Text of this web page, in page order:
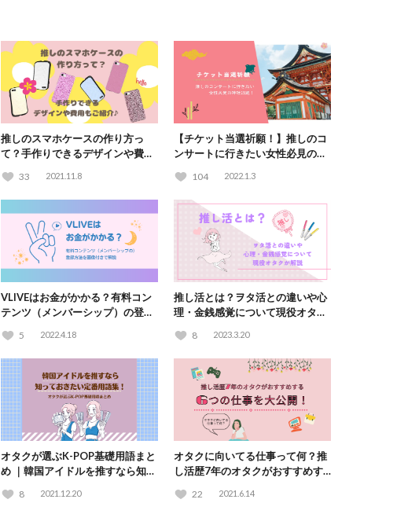
推しのスマホケースの作り方っ
て？手作りできるデザインや費用
33 2021.11.8
【チケット当選祈願！】推しのコ
ンサートに行きたい女性必見の神
104 2022.1.3
VLIVEはお金がかかる？有料コン
テンツ（メンバーシップ）の登録
5 2022.4.18
推し活とは？ヲタ活との違いや心
理・金銭感覚について現役オタク
8 2023.3.20
オタクが選ぶK-POP基礎用語まと
め ｜韓国アイドルを推すなら知っ
8 2021.12.20
オタクに向いてる仕事って何？推
し活歴7年のオタクがおすすめす
22 2021.6.14